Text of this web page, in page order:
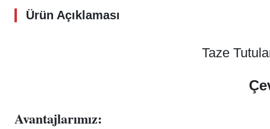
Ürün Açıklaması
Taze
Avantajlarımız: